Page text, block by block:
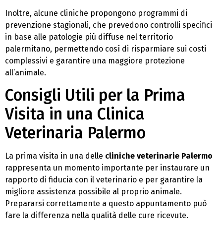
Inoltre, alcune cliniche propongono programmi di
prevenzione stagionali, che prevedono controlli specifici
in base alle patologie più diffuse nel territorio
palermitano, permettendo così di risparmiare sui costi
complessivi e garantire una maggiore protezione
all’animale.
Consigli Utili per la Prima
Visita in una Clinica
Veterinaria Palermo
La prima visita in una delle cliniche veterinarie Palermo
rappresenta un momento importante per instaurare un
rapporto di fiducia con il veterinario e per garantire la
migliore assistenza possibile al proprio animale.
Prepararsi correttamente a questo appuntamento può
fare la differenza nella qualità delle cure ricevute.